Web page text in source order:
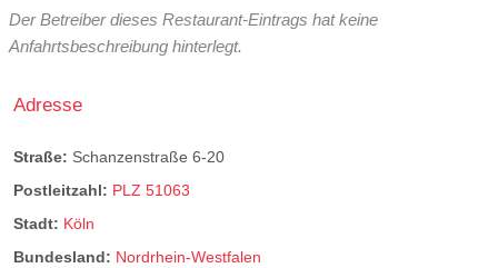
Der Betreiber dieses Restaurant-Eintrags hat keine
Anfahrtsbeschreibung hinterlegt.
Adresse
Straße: Schanzenstraße 6-20
Postleitzahl: PLZ 51063
Stadt: Köln
Bundesland: Nordrhein-Westfalen